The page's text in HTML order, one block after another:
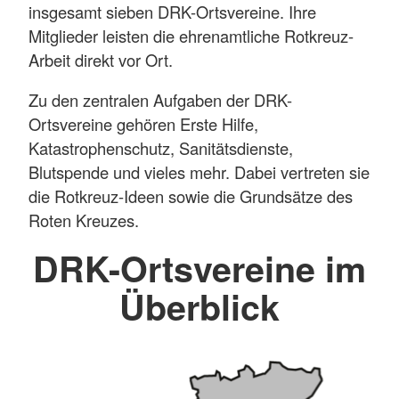
insgesamt sieben DRK-Ortsvereine. Ihre
Mitglieder leisten die ehrenamtliche Rotkreuz-
Arbeit direkt vor Ort.
Zu den zentralen Aufgaben der DRK-
Ortsvereine gehören Erste Hilfe,
Katastrophenschutz, Sanitätsdienste,
Blutspende und vieles mehr. Dabei vertreten sie
die Rotkreuz-Ideen sowie die Grundsätze des
Roten Kreuzes.
DRK-Ortsvereine im
Überblick